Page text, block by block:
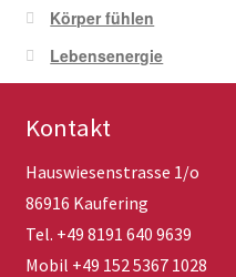
Körper fühlen
Lebensenergie
Kontakt
Hauswiesenstrasse 1/o
86916 Kaufering
Tel. +49 8191 640 9639
Mobil +49 152 5367 1028